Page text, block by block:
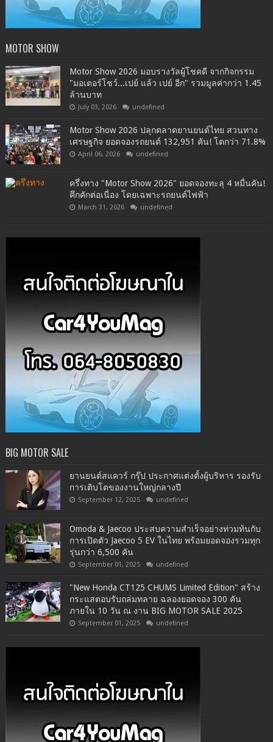
MOTOR SHOW
Motor Show 2026 มอบรางวัลผู้โชคดี จากกิจกรรม
"มอเตอร์โชว์...เปย์ แล้ว เปย์ อีก" รวมมูลค่ากว่า 1.45
ล้านบาท
July 03, 2026 undefined
Motor Show 2026 ปลุกตลาดยานยนต์ไทย สวนทาง
เศรษฐกิจ ยอดจองรถยนต์ 132,951 คัน! โตกว่า 71.8%
April 06, 2026 undefined
ครึ่งทาง "Motor Show 2026" ยอดจองทะลุ 4 หมื่นคัน!
คึกคักต่อเนื่อง โดยเฉพาะรถยนต์ไฟฟ้า
March 31, 2026 undefined
BIG MOTOR SALE
ยานยนต์สแควร์ กรุ๊ป ประกาศแต่งตั้งผู้บริหาร รองรับ
การเติบโตของงานใหญ่กลางปี
September 12, 2025 undefined
Omoda & Jaecoo ประสบความสำเร็จอย่างท่วมท้นกับ
การเปิดตัว Jaecoo 5 EV ในไทย พร้อมยอดจองรวมทุก
รุ่นกว่า 6,500 คัน
September 01, 2025 undefined
"New Honda CT125 CHUMS Limited Edition" สร้าง
กระแสตอบรับถล่มทลาย ฉลองยอดจอง 300 คัน
ภายใน 10 วัน ณ งาน BIG MOTOR SALE 2025
September 01, 2025 undefined